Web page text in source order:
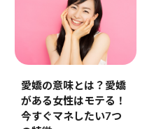
愛嬌の意味とは？愛嬌
がある女性はモテる！
今すぐマネしたい7つ